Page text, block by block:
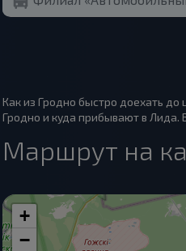
Как из Гродно быстро доехать до
Гродно и куда прибывают в Лида.
Маршрут на
+
−